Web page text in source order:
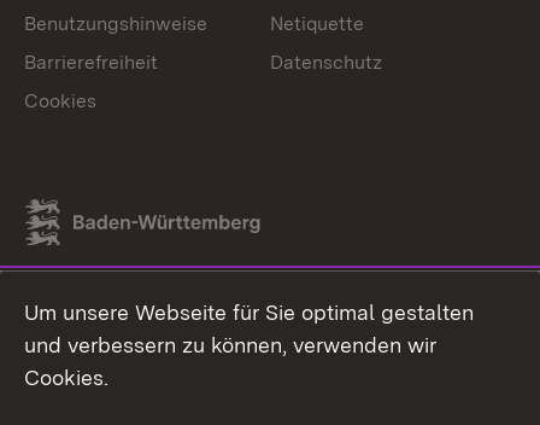
Link zum Landesportal
Benutzungshinweise
Netiquette
Barrierefreiheit
Datenschutz
Cookies
Um unsere Webseite für Sie optimal gestalten
und verbessern zu können, verwenden wir
Cookies.